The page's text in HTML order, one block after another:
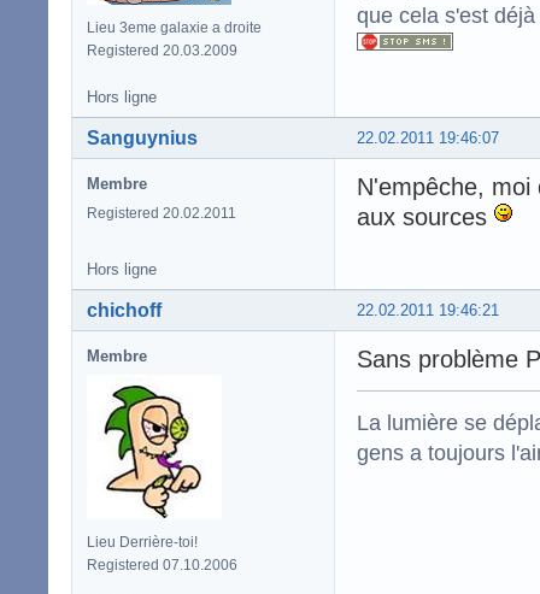
Lieu 3eme galaxie a droite
Registered 20.03.2009
que cela s'est
Hors ligne
22.02.2011 19:46:07
Sanguynius
Membre
Registered 20.02.2011
N'empêche,
aux sources
Hors ligne
22.02.2011 19:46:21
chichoff
Membre
Lieu Derrière-toi!
Registered 07.10.2006
Sans problème
La lumière se
gens a toujours